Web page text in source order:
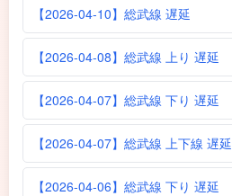
【2026-04-10】総武線 遅延
【2026-04-08】総武線 上り 遅延
【2026-04-07】総武線 下り 遅延
【2026-04-07】総武線 上下線 遅延
【2026-04-06】総武線 下り 遅延